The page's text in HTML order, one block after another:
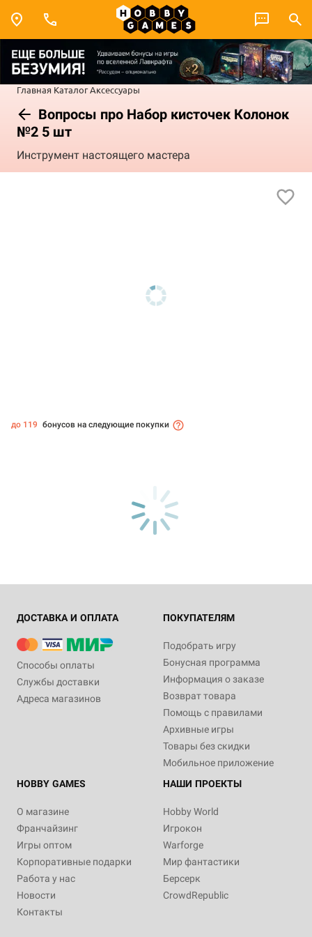
Главная КаталогАксессуары
Вопросы про Набор кисточек Колонок
№2 5 шт
Инструмент настоящего мастера
до 119 бонусов на следующие покупки
ДОСТАВКА И ОПЛАТА
Способы оплаты
Службы доставки
Адреса магазинов
ПОКУПАТЕЛЯМ
Подобрать игру
Бонусная программа
Информация о заказе
Возврат товара
Помощь с правилами
Архивные игры
Товары без скидки
Мобильное приложение
HOBBY GAMES
О магазине
Франчайзинг
Игры оптом
Корпоративные подарки
Работа у нас
Новости
Контакты
НАШИ ПРОЕКТЫ
Hobby World
Игрокон
Warforge
Мир фантастики
Берсерк
CrowdRepublic